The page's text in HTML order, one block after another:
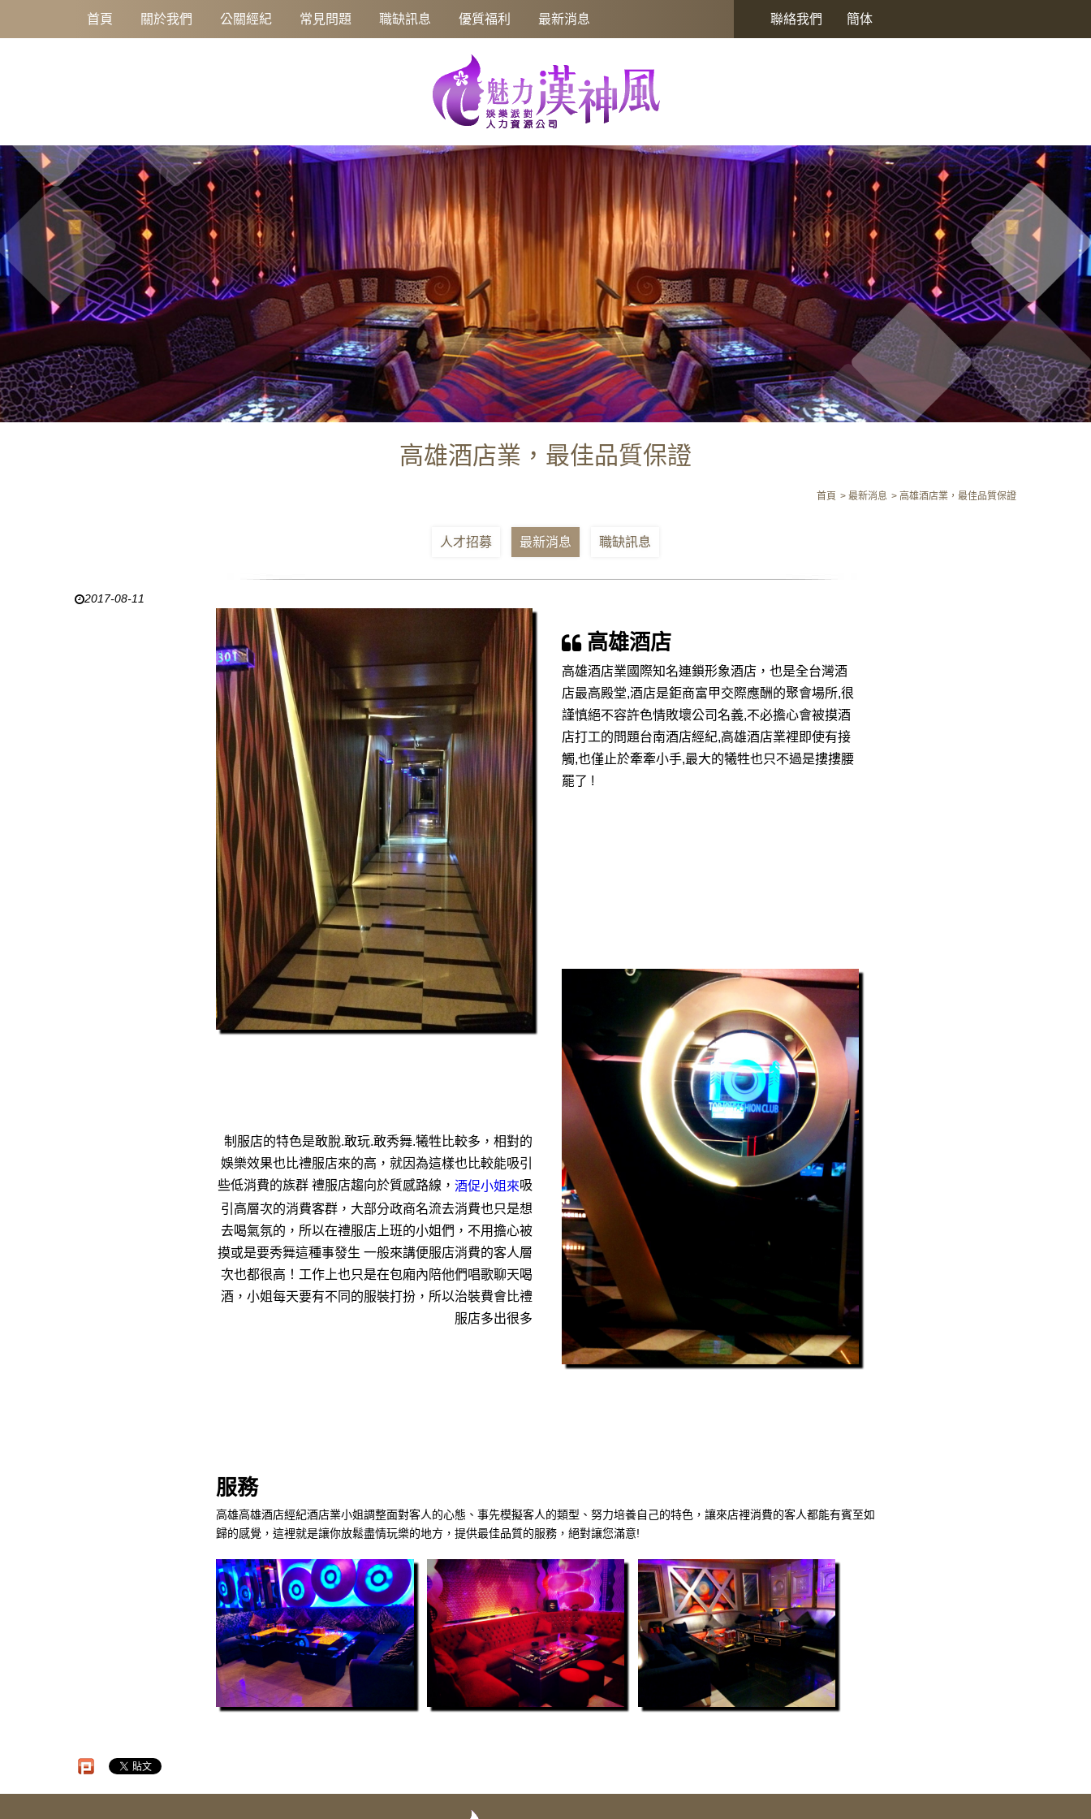
首頁 關於我們 公關經紀 常見問題 職缺訊息 優質福利 最新消息 聯絡我們 簡体
高雄酒店業，最佳品質保證
首頁 最新消息 高雄酒店業，最佳品質保證
人才招募 最新消息 職缺訊息
2017-08-11
高雄酒店
高雄酒店業國際知名連鎖形象酒店，也是全台灣酒
店最高殿堂,酒店是鉅商富甲交際應酬的聚會場所,很
謹慎絕不容許色情敗壞公司名義,不必擔心會被摸酒
店打工的問題台南酒店經紀,高雄酒店業裡即使有接
觸,也僅止於牽牽小手,最大的犧牲也只不過是摟摟腰
罷了 !
制服店的特色是敢脫.敢玩.敢秀舞.犧牲比較多，相對的
娛樂效果也比禮服店來的高，就因為這樣也比較能吸引
些低消費的族群 禮服店趨向於質感路線， 酒促小姐來吸
引高層次的消費客群，大部分政商名流去消費也只是想
去喝氣氛的，所以在禮服店上班的小姐們，不用擔心被
摸或是要秀舞這種事發生 一般來講便服店消費的客人層
次也都很高！工作上也只是在包廂內陪他們唱歌聊天喝
酒，小姐每天要有不同的服裝打扮，所以治裝費會比禮
服店多出很多
服務
高雄高雄酒店經紀酒店業小姐調整面對客人的心態、事先模擬客人的類型、努力培養自己的特色，讓來店裡消費的客人都能有賓至如
歸的感覺，這裡就是讓你放鬆盡情玩樂的地方，提供最佳品質的服務，絕對讓您滿意!